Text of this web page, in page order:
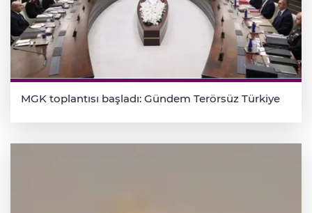
MGK toplantısı başladı: Gündem Terörsüz Türkiye